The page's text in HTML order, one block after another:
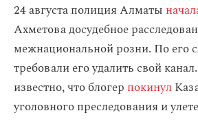
24 августа полиция Алматы
Ахметова досудебное
межнациональной розни. По его
требовали его удалить свой
известно, что блогер покинул
уголовного преследования и